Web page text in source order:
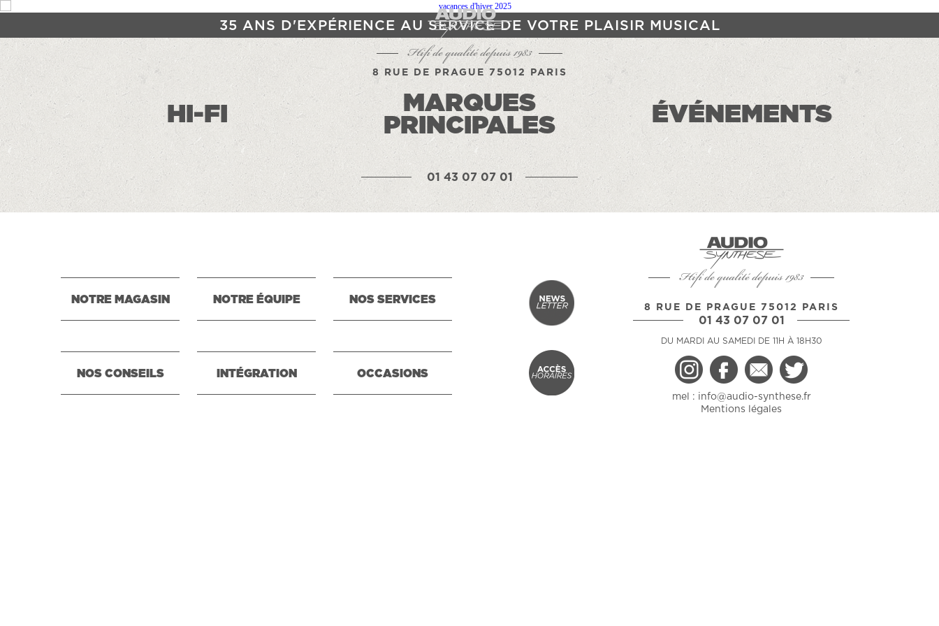
35 ANS D'EXPÉRIENCE AU SERVICE DE VOTRE PLAISIR MUSICAL
Hifi de qualité depuis 1983
8 RUE DE PRAGUE 75012 PARIS
HI-FI
MARQUES
PRINCIPALES
ÉVÉNEMENTS
01 43 07 07 01
NOTRE MAGASIN NOTRE ÉQUIPE NOS SERVICES
NOS CONSEILS INTÉGRATION OCCASIONS
Hifi de qualité depuis 1983
8 RUE DE PRAGUE 75012 PARIS
01 43 07 07 01
DU MARDI AU SAMEDI DE 11H À 18H30
mel : info@audio-synthese.fr
Mentions légales